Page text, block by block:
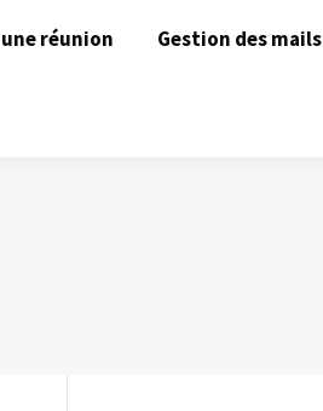
réunion Gestion des mails